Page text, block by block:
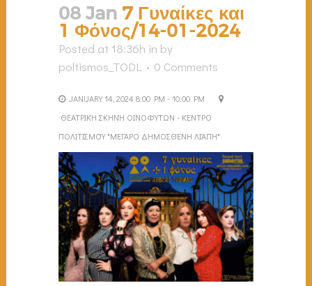
08 Jan 7 Γυναίκες και
1 Φόνος/14-01-2024
Posted at 18:36h in by
poltismos_TODL
0 Comments
JANUARY 14, 2024 8:00 PM - 10:00 PM
ΘΕΑΤΡΙΚΉ ΣΚΗΝΉ ΟΙΝΟΦΎΤΩΝ - ΚΈΝΤΡΟ
ΠΟΛΙΤΙΣΜΟΎ "ΜΈΓΑΡΟ ΔΗΜΟΣΘΈΝΗ ΛΙΆΠΗ"